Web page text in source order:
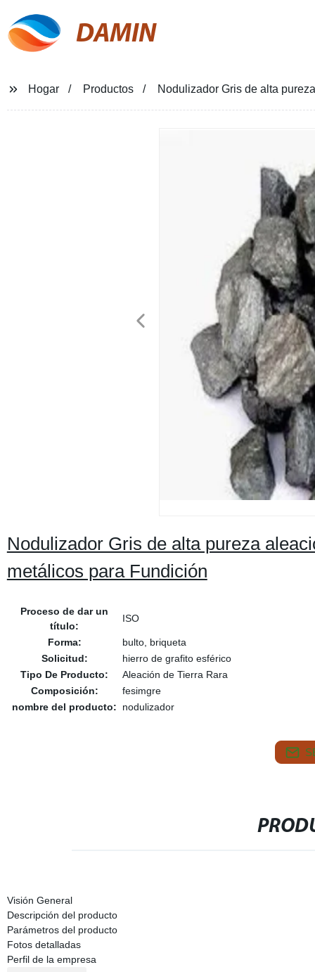
DAMIN
Hogar Productos Nodulizador Gris de alta
Nodulizador Gris de alta pureza
metálicos para Fundición
Proceso de dar un
título:
ISO
Forma:
bulto, briqueta
Solicitud:
hierro de grafito esférico
Tipo De Producto:
Aleación de Tierra Rara
Composición:
fesimgre
nombre del producto:
nodulizador
Visión General
Descripción del producto
Parámetros del producto
Fotos detalladas
Perfil de la empresa